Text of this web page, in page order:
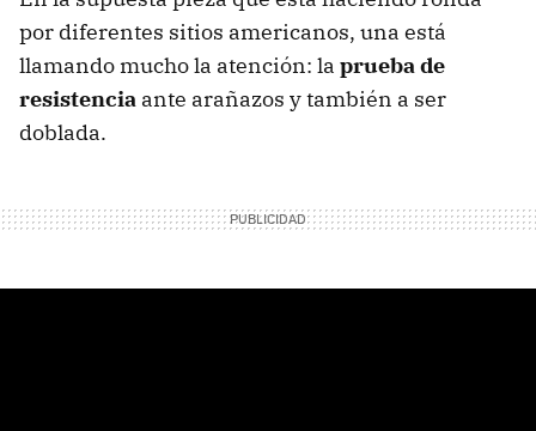
por diferentes sitios americanos, una está
llamando mucho la atención: la prueba de
resistencia ante arañazos y también a ser
doblada.